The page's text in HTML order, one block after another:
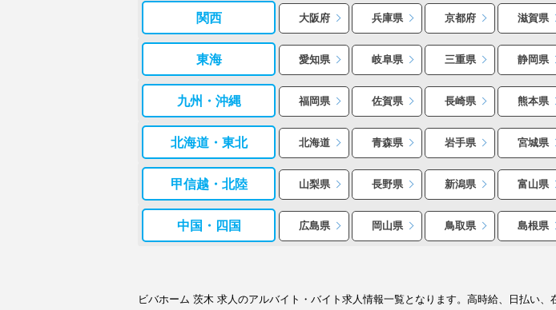
関西 大阪府 兵庫県 京都府 滋賀県
東海 愛知県 岐阜県 三重県 静岡県
九州・沖縄 福岡県 佐賀県 長崎県 熊本県
北海道・東北 北海道 青森県 岩手県 宮城県
甲信越・北陸 山梨県 長野県 新潟県 富山県
中国・四国 広島県 岡山県 鳥取県 島根県
ビバホーム 茨木 求人のアルバイト・バイト求人情報一覧となります。高時給、日払い